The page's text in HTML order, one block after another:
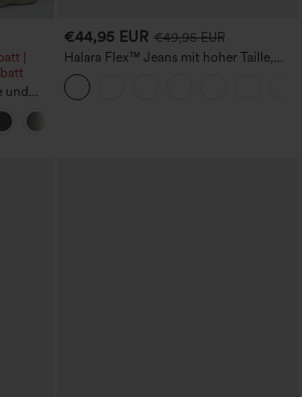
|
und
€44,95 EUR €49,95 EUR
Halara Flex™ Jeans mit hoher Taille,
Taschen, geradem Bein und Used-Look